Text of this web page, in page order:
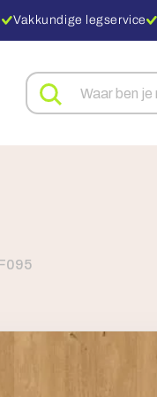
Vakkundige legservice
Zoeken
naar